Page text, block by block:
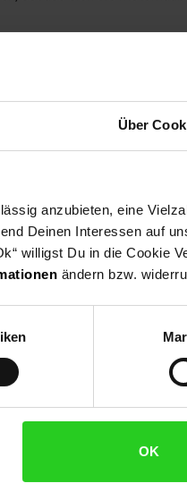
Über
anzubieten, eine
Deinen Interessen auf
willigst Du in die Cookie
ändern bzw.
OK
NettoKOM